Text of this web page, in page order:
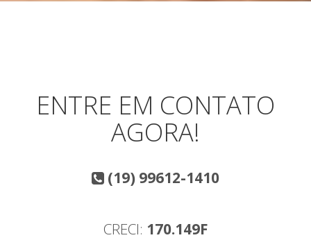
ENTRE EM CONTATO
AGORA!
(19) 99612-1410
CRECI: 170.149F